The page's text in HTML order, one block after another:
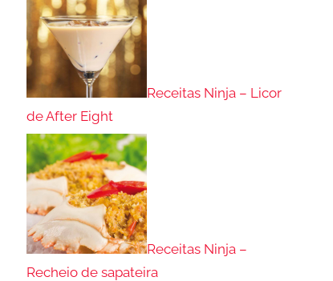
Receitas Ninja – Licor
de After Eight
Receitas Ninja –
Recheio de sapateira